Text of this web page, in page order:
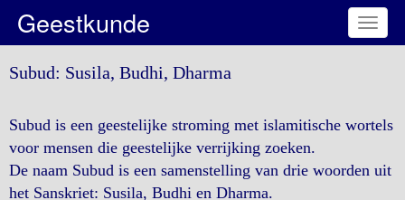
Toggle
Geestkunde
Subud: Susila, Budhi, Dharma
Subud is een geestelijke stroming met islamitische wortels
voor mensen die geestelijke verrijking zoeken.
De naam Subud is een samenstelling van drie woorden uit
het Sanskriet: Susila, Budhi en Dharma.